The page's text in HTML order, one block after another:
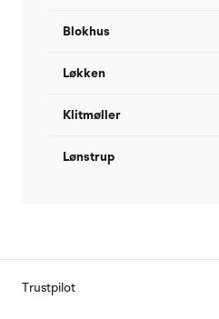
Blokhus
Løkken
Klitmøller
Lønstrup
Trustpilot